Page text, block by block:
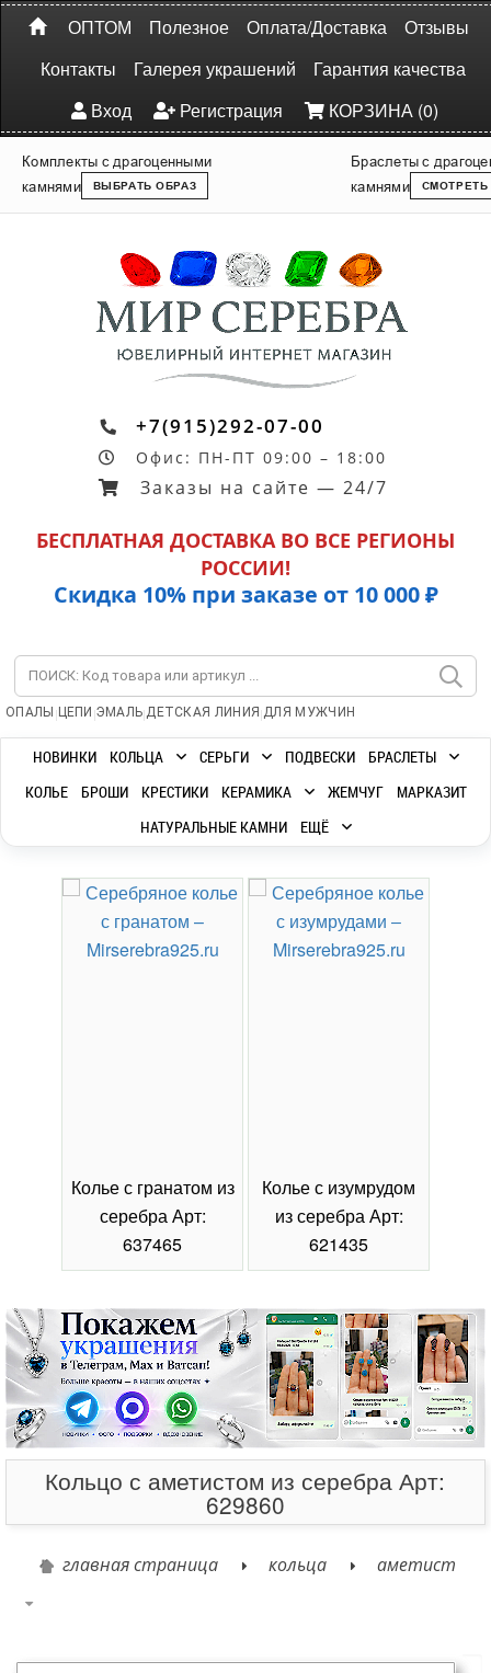
ОПТОМ Полезное Оплата/Доставка
Отзывы
Контакты
Галерея украшений
Гарантия качества
Вход
Регистрация КОРЗИНА (0)
Комплекты с драгоценными
камнями
ВЫБРАТЬ ОБРАЗ
Браслеты с
камнями
СМОТРЕТЬ
+7(915)292-07-00
Офис: ПН-ПТ 09:00 – 18:00
Заказы на сайте — 24/7
БЕСПЛАТНАЯ ДОСТАВКА ВО ВСЕ РЕГИОНЫ
РОССИИ!
Скидка 10% при заказе от 10 000 ₽
ОПАЛЫ | ЦЕПИ |ЭМАЛЬ|ДЕТСКАЯ ЛИНИЯ |ДЛЯ МУЖЧИН
НОВИНКИ КОЛЬЦА СЕРЬГИ ПОДВЕСКИ
БРАСЛЕТЫ
КОЛЬЕ
БРОШИ КРЕСТИКИ КЕРАМИКА ЖЕМЧУГ
МАРКАЗИТ
НАТУРАЛЬНЫЕ КАМНИ
ЕЩЁ
Колье с гранатом из
серебра Арт:
637465
Колье с изумрудом
из серебра Арт:
621435
Кольцо с аметистом из серебра Арт:
629860
главная страница кольца аметист